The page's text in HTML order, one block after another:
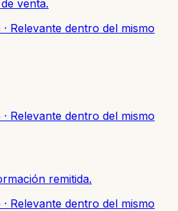
venta.
· Relevante dentro del mismo
· Relevante dentro del mismo
remitida.
· Relevante dentro del mismo